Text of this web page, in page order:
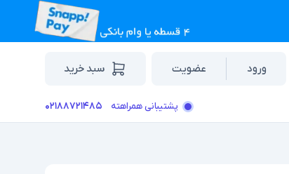
ورود عضویت سبد خرید
پشتیبانی همراهته ۰۲۱۸۸۷۲۱۴۸۵